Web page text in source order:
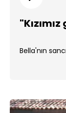
Bella'nın